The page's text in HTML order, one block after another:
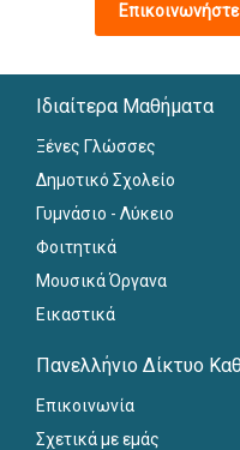
Ιδιαίτερα Μαθήματα
Ξένες Γλώσσες
Δημοτικό Σχολείο
Γυμνάσιο - Λύκειο
Φοιτητικά
Μουσικά Όργανα
Εικαστικά
Πανελλήνιο Δίκτυο
Επικοινωνία
Σχετικά με εμάς